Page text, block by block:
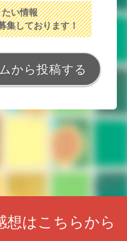
い情報
集しております！
から投稿する
想はこちらから